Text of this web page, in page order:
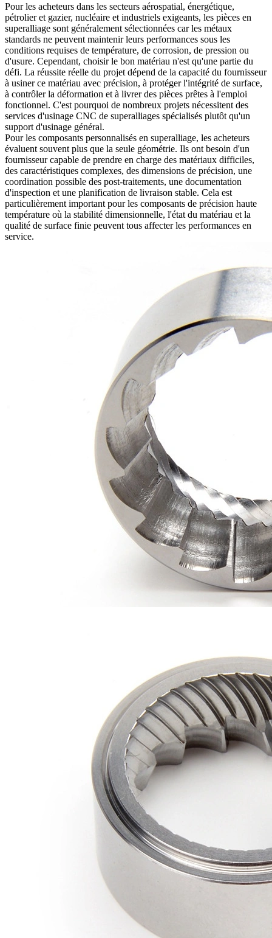
Pour les acheteurs dans les secteurs aérospatial, énergétique,
pétrolier et gazier, nucléaire et industriels exigeants, les pièces en
superalliage sont généralement sélectionnées car les métaux
standards ne peuvent maintenir leurs performances sous les
conditions requises de température, de corrosion, de pression ou
d'usure. Cependant, choisir le bon matériau n'est qu'une partie du
défi. La réussite réelle du projet dépend de la capacité du fournisseur
à usiner ce matériau avec précision, à protéger l'intégrité de surface,
à contrôler la déformation et à livrer des pièces prêtes à l'emploi
fonctionnel. C'est pourquoi de nombreux projets nécessitent des
services d'usinage CNC de superalliages spécialisés plutôt qu'un
support d'usinage général.
Pour les composants personnalisés en superalliage, les acheteurs
évaluent souvent plus que la seule géométrie. Ils ont besoin d'un
fournisseur capable de prendre en charge des matériaux difficiles,
des caractéristiques complexes, des dimensions de précision, une
coordination possible des post-traitements, une documentation
d'inspection et une planification de livraison stable. Cela est
particulièrement important pour les composants de précision haute
température où la stabilité dimensionnelle, l'état du matériau et la
qualité de surface finie peuvent tous affecter les performances en
service.